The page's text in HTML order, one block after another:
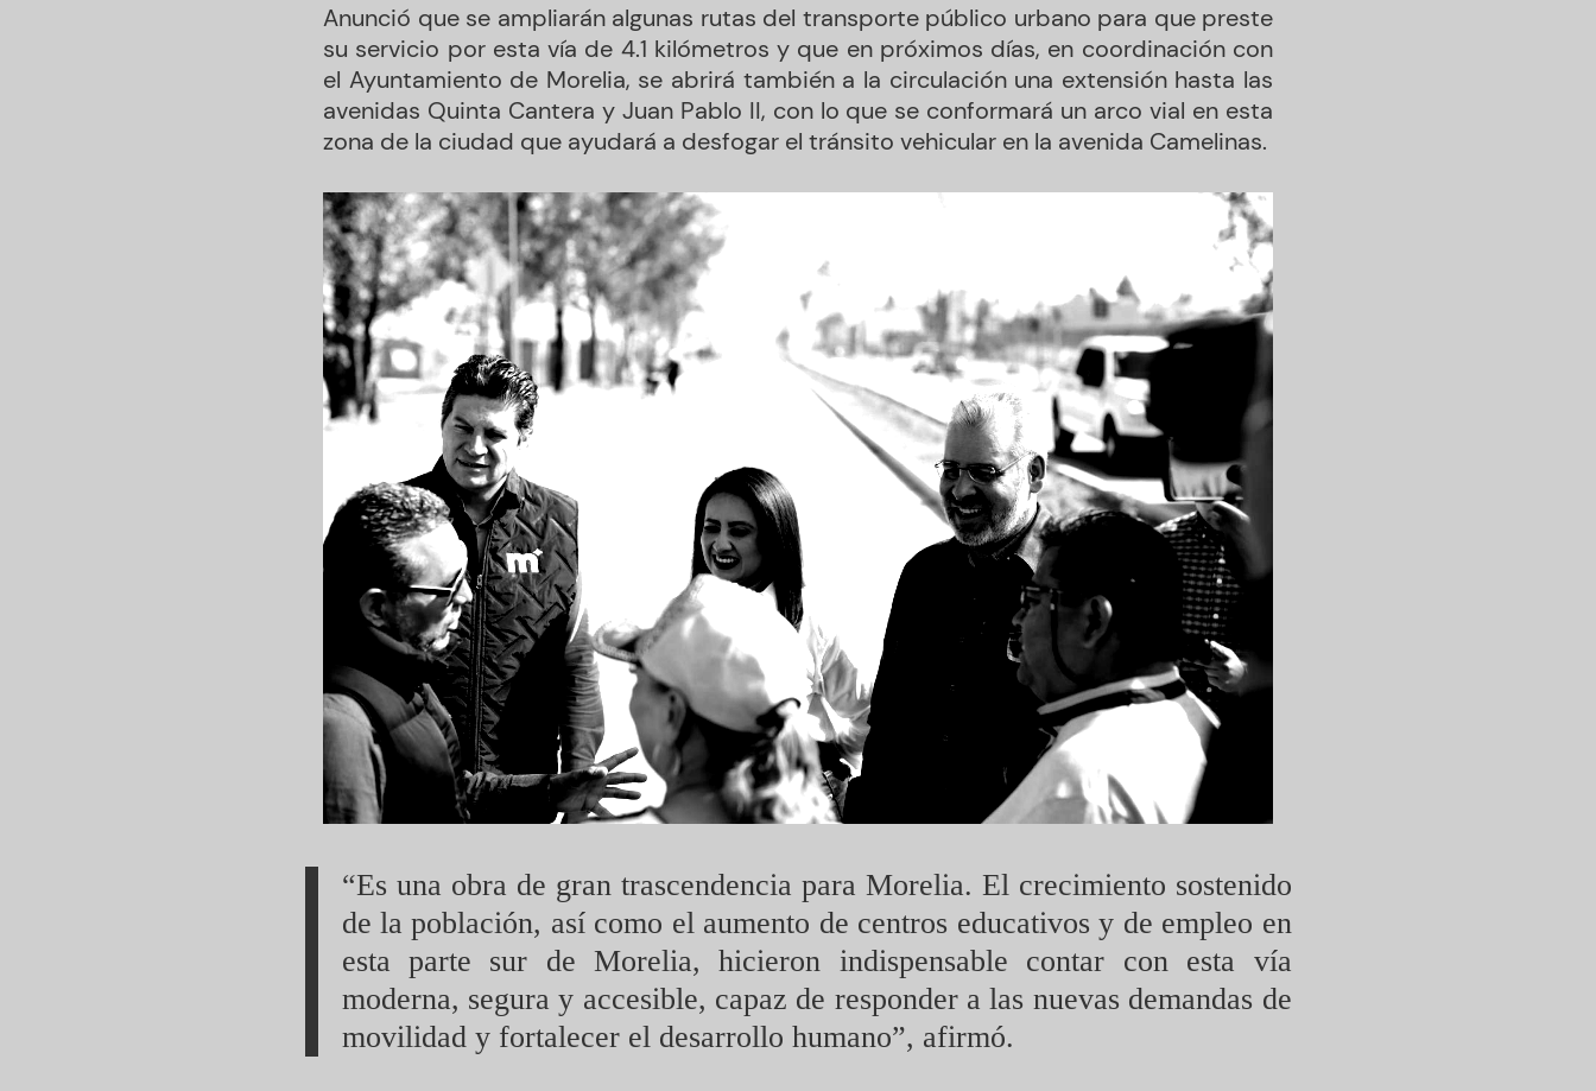
Anunció que se ampliarán algunas rutas del transporte público urbano para que preste
su servicio por esta vía de 4.1 kilómetros y que en próximos días, en coordinación con
el Ayuntamiento de Morelia, se abrirá también a la circulación una extensión hasta las
avenidas Quinta Cantera y Juan Pablo II, con lo que se conformará un arco vial en esta
zona de la ciudad que ayudará a desfogar el tránsito vehicular en la avenida Camelinas.
“Es una obra de gran trascendencia para Morelia. El crecimiento sostenido
de la población, así como el aumento de centros educativos y de empleo en
esta parte sur de Morelia, hicieron indispensable contar con esta vía
moderna, segura y accesible, capaz de responder a las nuevas demandas de
movilidad y fortalecer el desarrollo humano”, afirmó.